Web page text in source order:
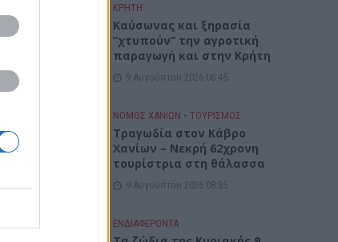
ΚΡΗΤΗ
Καύσωνας και ξηρασία
“χτυπούν” την αγροτική
παραγωγή και στην Κρήτη
9 Αυγούστου 2026 08:45
ΝΟΜΌΣ ΧΑΝΊΩΝ • ΤΟΥΡΙΣΜΟΣ
Τραγωδία στον Κάβρο
Χανίων – Νεκρή 62χρονη
τουρίστρια στη θάλασσα
9 Αυγούστου 2026 08:35
ΕΝΔΙΑΦΕΡΟΝΤΑ